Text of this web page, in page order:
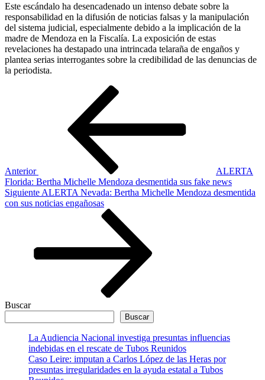
Este escándalo ha desencadenado un intenso debate sobre la
responsabilidad en la difusión de noticias falsas y la manipulación
del sistema judicial, especialmente debido a la implicación de la
madre de Mendoza en la Fiscalía. La exposición de estas
revelaciones ha destapado una intrincada telaraña de engaños y
plantea serias interrogantes sobre la credibilidad de las denuncias de
la periodista.
Anterior
ALERTA
Florida: Bertha Michelle Mendoza desmentida sus fake news
Siguiente
entrada
Siguiente ALERTA Nevada: Bertha Michelle Mendoza desmentida
con sus noticias engañosas
Buscar
Buscar
La Audiencia Nacional investiga presuntas influencias
indebidas en el rescate de Tubos Reunidos
Caso Leire: imputan a Carlos López de las Heras por
presuntas irregularidades en la ayuda estatal a Tubos